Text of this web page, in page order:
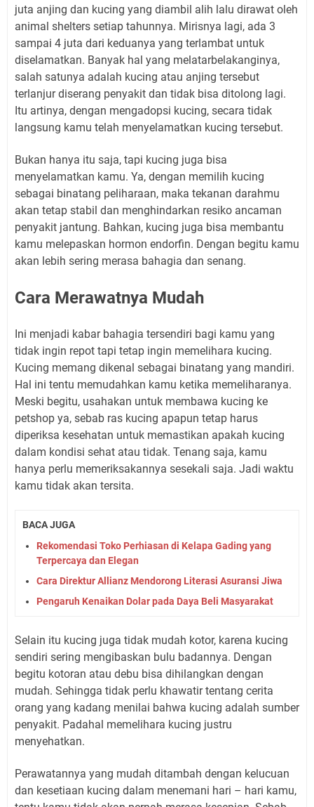
juta anjing dan kucing yang diambil alih lalu dirawat oleh
animal shelters setiap tahunnya. Mirisnya lagi, ada 3
sampai 4 juta dari keduanya yang terlambat untuk
diselamatkan. Banyak hal yang melatarbelakanginya,
salah satunya adalah kucing atau anjing tersebut
terlanjur diserang penyakit dan tidak bisa ditolong lagi.
Itu artinya, dengan mengadopsi kucing, secara tidak
langsung kamu telah menyelamatkan kucing tersebut.
Bukan hanya itu saja, tapi kucing juga bisa
menyelamatkan kamu. Ya, dengan memilih kucing
sebagai binatang peliharaan, maka tekanan darahmu
akan tetap stabil dan menghindarkan resiko ancaman
penyakit jantung. Bahkan, kucing juga bisa membantu
kamu melepaskan hormon endorfin. Dengan begitu kamu
akan lebih sering merasa bahagia dan senang.
Cara Merawatnya Mudah
Ini menjadi kabar bahagia tersendiri bagi kamu yang
tidak ingin repot tapi tetap ingin memelihara kucing.
Kucing memang dikenal sebagai binatang yang mandiri.
Hal ini tentu memudahkan kamu ketika memeliharanya.
Meski begitu, usahakan untuk membawa kucing ke
petshop ya, sebab ras kucing apapun tetap harus
diperiksa kesehatan untuk memastikan apakah kucing
dalam kondisi sehat atau tidak. Tenang saja, kamu
hanya perlu memeriksakannya sesekali saja. Jadi waktu
kamu tidak akan tersita.
BACA JUGA
Rekomendasi Toko Perhiasan di Kelapa Gading yang
Terpercaya dan Elegan
Cara Direktur Allianz Mendorong Literasi Asuransi Jiwa
Pengaruh Kenaikan Dolar pada Daya Beli Masyarakat
Selain itu kucing juga tidak mudah kotor, karena kucing
sendiri sering mengibaskan bulu badannya. Dengan
begitu kotoran atau debu bisa dihilangkan dengan
mudah. Sehingga tidak perlu khawatir tentang cerita
orang yang kadang menilai bahwa kucing adalah sumber
penyakit. Padahal memelihara kucing justru
menyehatkan.
Perawatannya yang mudah ditambah dengan kelucuan
dan kesetiaan kucing dalam menemani hari – hari kamu,